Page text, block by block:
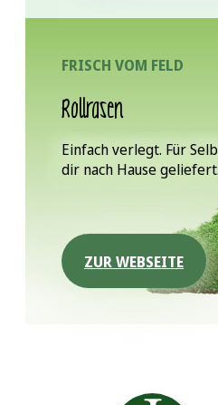
FRISCH VOM FELD
Rollrasen
Einfach verlegt. Für
dir nach Hause geliefert.
ZUR WEBSEITE